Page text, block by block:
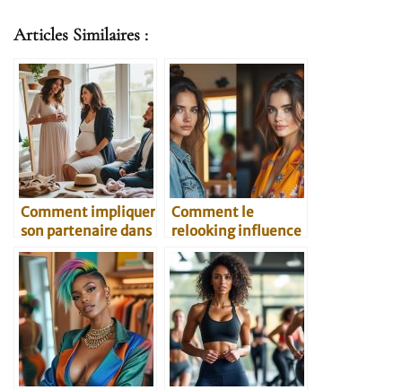
Articles Similaires :
Comment impliquer
son partenaire dans
le relooking post-
bébé
Comment le
relooking influence
la confiance en soi